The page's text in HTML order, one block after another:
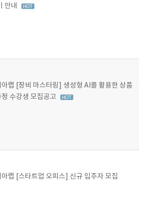
안내
랩 [장비 마스터링] 생성형 AI를 활용한 상품
수강생 모집공고
랩 [스타트업 오피스] 신규 입주자 모집